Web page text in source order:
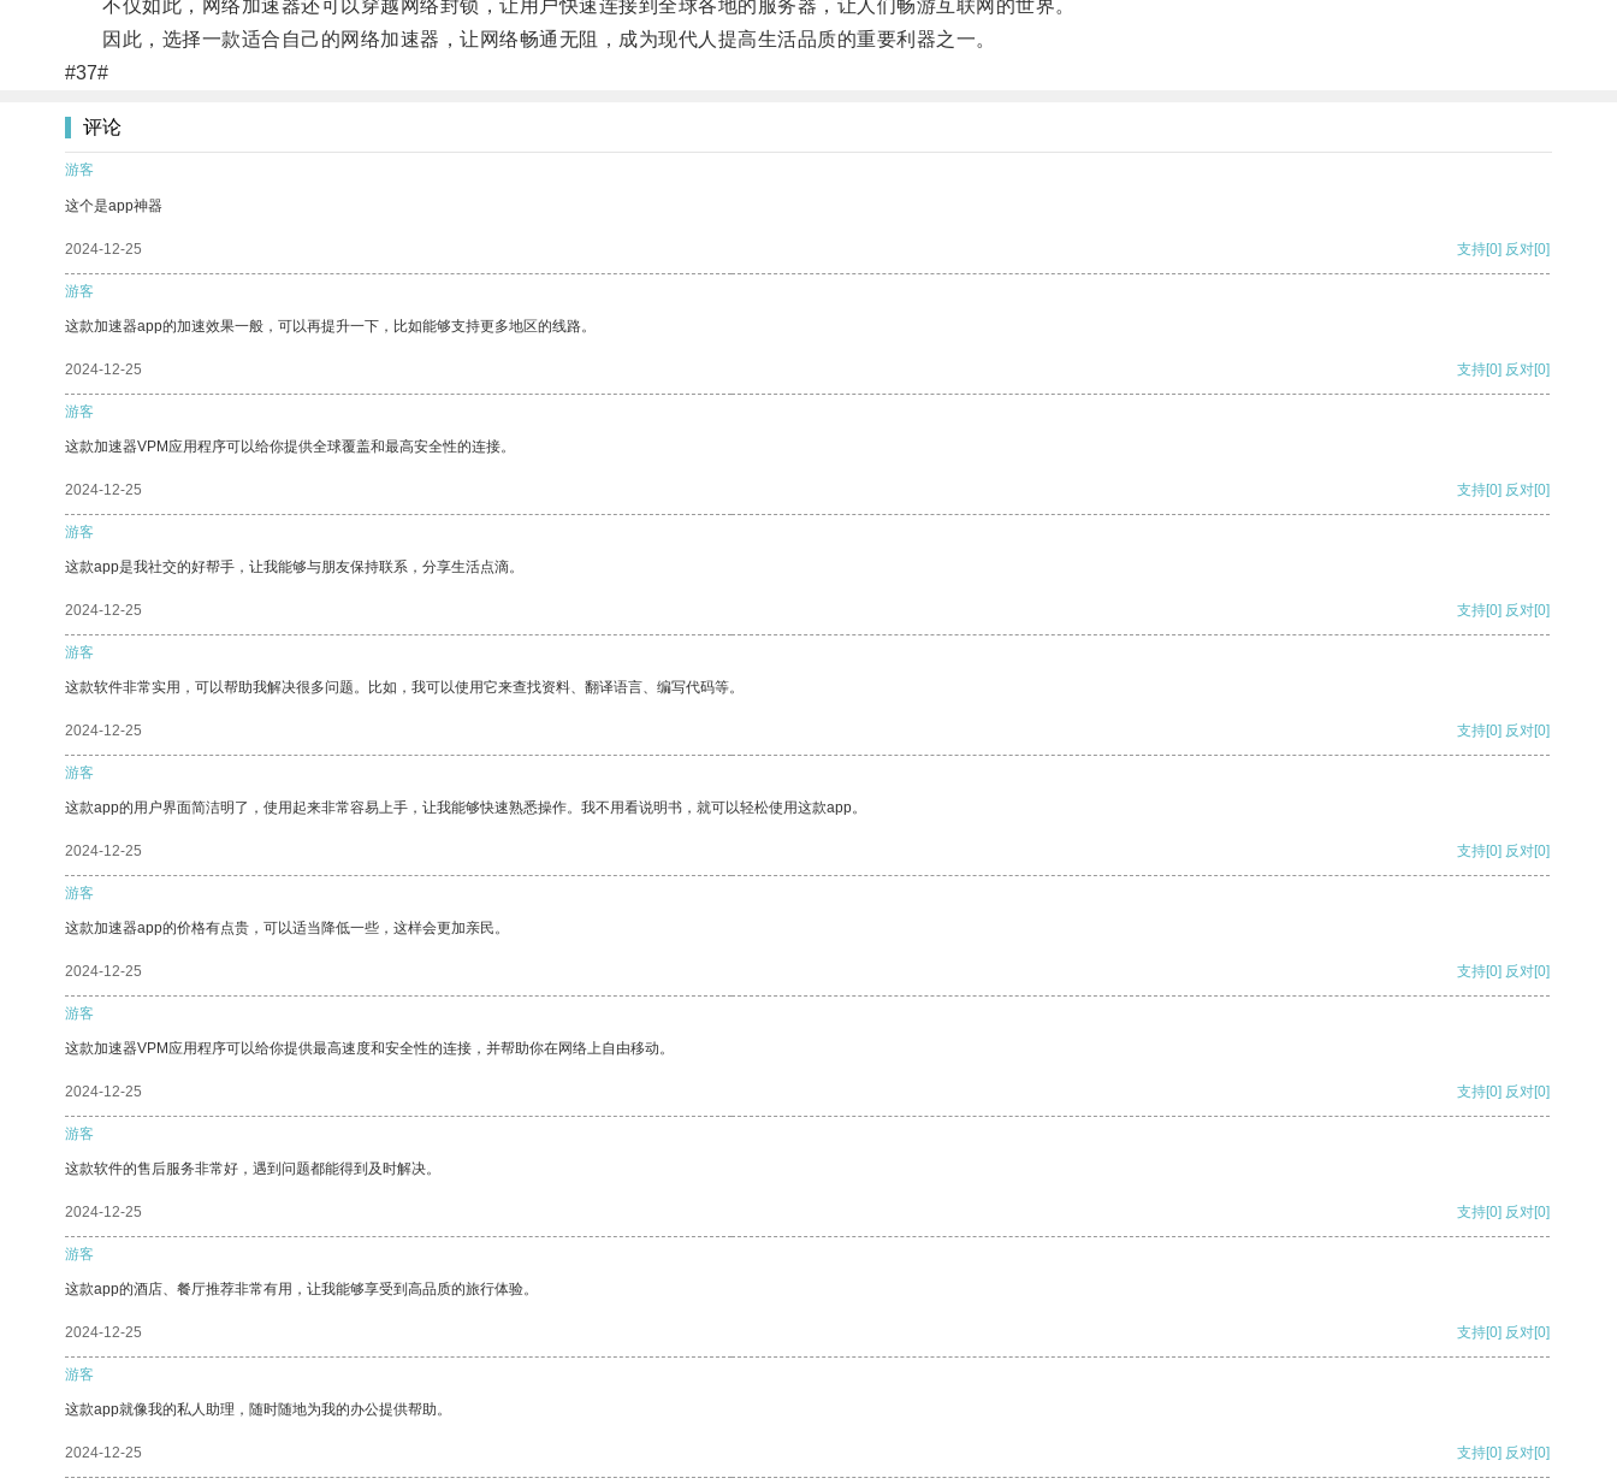
不仅如此，网络加速器还可以穿越网络封锁，让用户快速连接到全球各地的服务器，让人们畅游互联网的世界。
因此，选择一款适合自己的网络加速器，让网络畅通无阻，成为现代人提高生活品质的重要利器之一。
#37#
评论
游客
这个是app神器
2024-12-25 支持[0] 反对[0]
游客
这款加速器app的加速效果一般，可以再提升一下，比如能够支持更多地区的线路。
2024-12-25 支持[0] 反对[0]
游客
这款加速器VPM应用程序可以给你提供全球覆盖和最高安全性的连接。
2024-12-25 支持[0] 反对[0]
游客
这款app是我社交的好帮手，让我能够与朋友保持联系，分享生活点滴。
2024-12-25 支持[0] 反对[0]
游客
这款软件非常实用，可以帮助我解决很多问题。比如，我可以使用它来查找资料、翻译语言、编写代码等。
2024-12-25 支持[0] 反对[0]
游客
这款app的用户界面简洁明了，使用起来非常容易上手，让我能够快速熟悉操作。我不用看说明书，就可以轻松使用这款app。
2024-12-25 支持[0] 反对[0]
游客
这款加速器app的价格有点贵，可以适当降低一些，这样会更加亲民。
2024-12-25 支持[0] 反对[0]
游客
这款加速器VPM应用程序可以给你提供最高速度和安全性的连接，并帮助你在网络上自由移动。
2024-12-25 支持[0] 反对[0]
游客
这款软件的售后服务非常好，遇到问题都能得到及时解决。
2024-12-25 支持[0] 反对[0]
游客
这款app的酒店、餐厅推荐非常有用，让我能够享受到高品质的旅行体验。
2024-12-25 支持[0] 反对[0]
游客
这款app就像我的私人助理，随时随地为我的办公提供帮助。
2024-12-25 支持[0] 反对[0]